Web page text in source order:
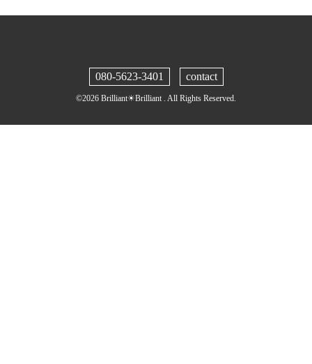
080-5623-3401 contact
©2026 Brilliant☀︎Brilliant . All Rights Reserved.